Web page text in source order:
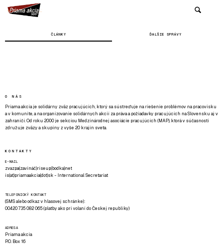
ČLÁNKY ĎALŠIE SPRÁVY
O NÁS
Priama akcia je solidárny zväz pracujúcich, ktorý sa sústreďuje na riešenie problémov na pracovisku
a v komunite, a na organizovanie solidárnych akcií za práva a požiadavky pracujúcich na Slovensku aj v
zahraničí. Od roku 2000 je sekciou Medzinárodnej asociácie pracujúcich (MAP), ktorá v súčasnosti
združuje zväzy a skupiny z vyše 20 krajín sveta.
KONTAKTY
E-MAIL
zvazpa(zavináč)riseup(bodka)net
is(at)priamaakcia(dot)sk - International Secretariat
TELEFONICKÝ KONTAKT
(SMS alebo odkaz v hlasovej schránke):
00420 735 082 065 (platby ako pri volaní do Českej republiky)
ADRESA
Priama akcia
P.O. Box 16